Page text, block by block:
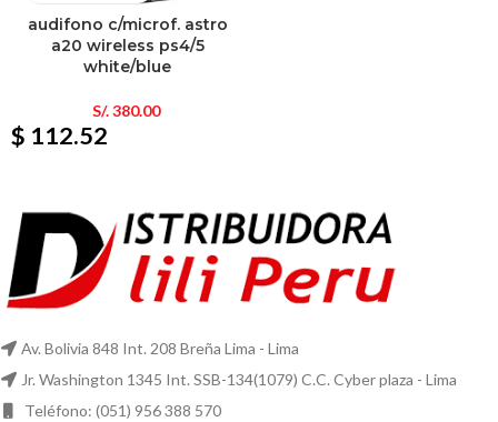
audifono c/microf. astro
a20 wireless ps4/5
white/blue
S/.380.00
$ 112.52
Av. Bolivia 848 Int. 208 Breña Lima - Lima
Jr. Washington 1345 Int. SSB-134(1079) C.C. Cyber plaza - Lima
Teléfono: (051) 956 388 570